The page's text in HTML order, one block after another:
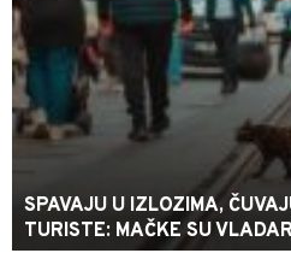
SPAVAJU U IZLOZIMA,
TURISTE: MAČKE SU